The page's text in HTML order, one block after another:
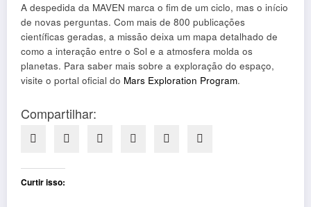
A despedida da MAVEN marca o fim de um ciclo, mas o início
de novas perguntas. Com mais de 800 publicações
científicas geradas, a missão deixa um mapa detalhado de
como a interação entre o Sol e a atmosfera molda os
planetas. Para saber mais sobre a exploração do espaço,
visite o portal oficial do Mars Exploration Program.
Compartilhar:
Curtir isso: